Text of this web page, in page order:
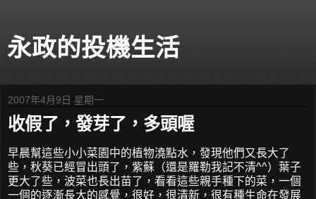
永政的投機生活
2007年4月9日 星期一
收假了，發芽了，多頭喔
早晨幫這些小小菜園中的植物澆點水，發現他們又長大了
些，秋葵已經冒出頭了，紫蘇（還是羅勒我記不清^^）葉子
更大了些，波菜也長出苗了，看看這些親手種下的菜，一個
一個的逐漸長大的感覺，很好，很清新，很有種生命在發展